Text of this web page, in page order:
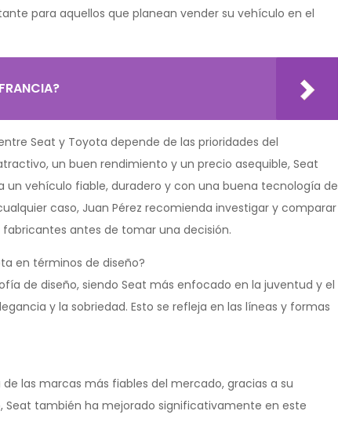
para aquellos que planean vender su vehículo en el
Seat y Toyota depende de las prioridades del
un buen rendimiento y un precio asequible, Seat
un vehículo fiable, duradero y con una buena tecnología de
caso, Juan Pérez recomienda investigar y comparar
antes de tomar una decisión.
en términos de diseño?
de diseño, siendo Seat más enfocado en la juventud y el
y la sobriedad. Esto se refleja en las líneas y formas
las marcas más fiables del mercado, gracias a su
Seat también ha mejorado significativamente en este